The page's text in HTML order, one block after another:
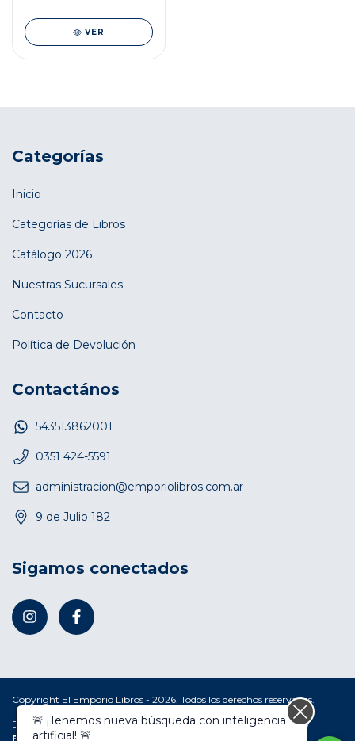
VER
Categorías
Inicio
Categorías de Libros
Catálogo 2026
Nuestras Sucursales
Contacto
Política de Devolución
Contactános
543513862001
0351 424-5591
administracion@emporiolibros.com.ar
9 de Julio 182
Sigamos conectados
Copyright El Emporio Libros - 2026. Todos los derechos reservados.
Defensa de las y los consumidores. Para reclamos ingresá acá. /